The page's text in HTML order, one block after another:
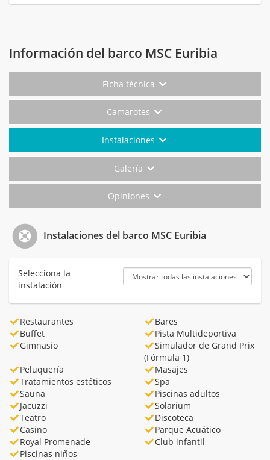
Información del barco MSC Euribia
Ficha técnica
Camarotes
Instalaciones
Galería
Opiniones
Instalaciones del barco MSC Euribia
Selecciona la
instalación
Restaurantes
Bares
Buffet
Pista Multideportiva
Gimnasio
Simulador de Grand Prix
(Fórmula 1)
Peluquería
Masajes
Tratamientos estéticos
Spa
Sauna
Piscinas adultos
Jacuzzi
Solarium
Teatro
Discoteca
Casino
Parque Acuático
Royal Promenade
Club infantil
Piscinas niños